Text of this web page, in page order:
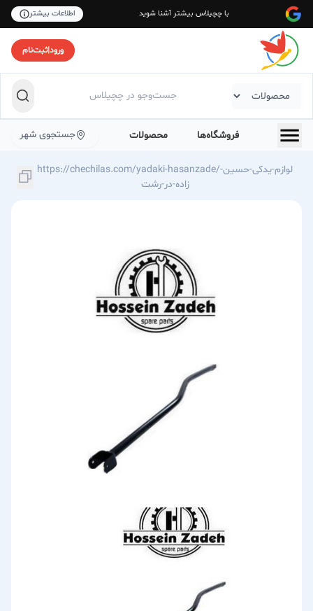
با چچیلاس بیشتر آشنا شوید اطلاعات بیشتر
ورود|ثبت‌نام
فروشگاه‌ها محصولات جستجوی شهر
https://chechilas.com/yadaki-hasanzade/لوازم-یدکی-حسین-
زاده-در-رشت